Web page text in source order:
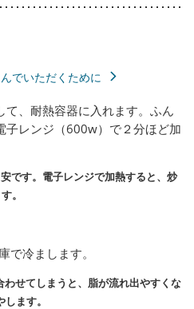
でいただくために
て、耐熱容器に入れます。ふん
子レンジ（600w）で２分ほど加
です。電子レンジで加熱すると、炒
。
で冷まします。
わせてしまうと、脂が流れ出やすくな
ます。